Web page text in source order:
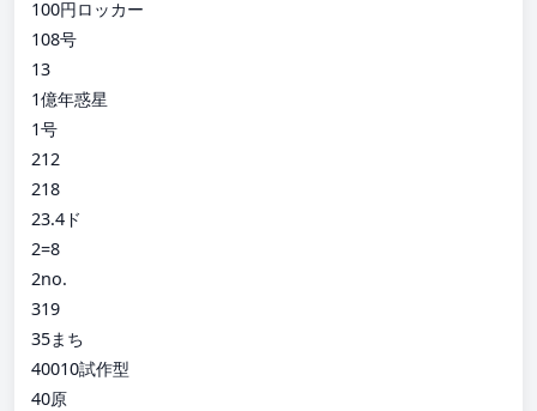
100円ロッカー
108号
13
1億年惑星
1号
212
218
23.4ド
2=8
2no.
319
35まち
40010試作型
40原